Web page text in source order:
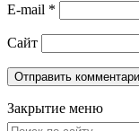
E-mail *
Сайт
Закрытие меню